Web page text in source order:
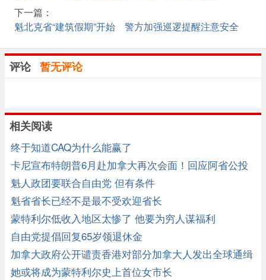
下一篇：
魁北克省“建筑假期”开始 警方加强巡逻提醒注意安全
评论 暂无评论
相关阅读
终于知道CAQ为什么能赢了
卡尼宣布特朗普6月赴加拿大再次会面！回应阿省公投
动向
魁人政团要联合自由党 但有条件
魁省省长已经不是最不受欢迎省长
蒙特利尔低收入地区太惨了 他要为穷人谋福利
自由党提倡回复65岁领退休金
加拿大政府公开谴责香港对部分加拿大人发出全球通缉
令
她或将成为蒙特利尔史上首位女市长